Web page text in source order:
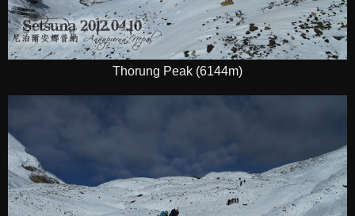
Thorung Peak (6144m)